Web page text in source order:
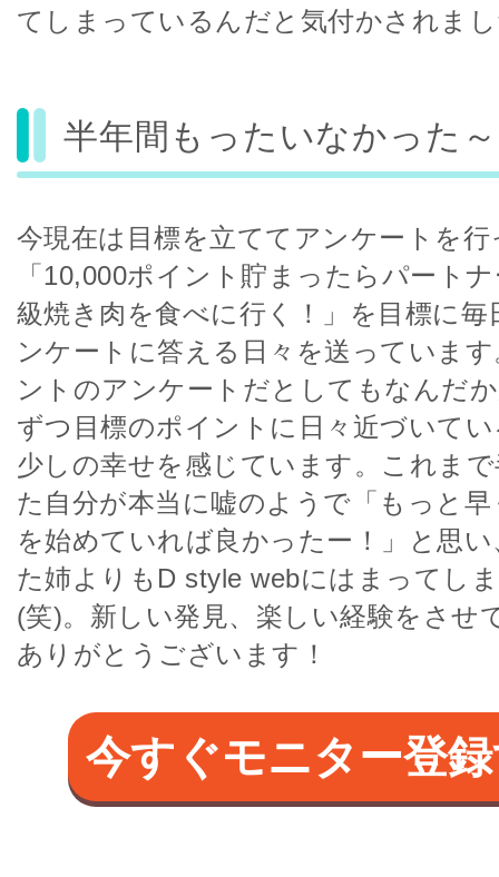
てしまっているんだと気付かされま
半年間もったいなかった
今現在は目標を立ててアンケートを
「10,000ポイント貯まったらパート
級焼き肉を食べに行く！」を目標に
ンケートに答える日々を送っていま
ントのアンケートだとしてもなんだ
ずつ目標のポイントに日々近づいて
少しの幸せを感じています。これま
た自分が本当に嘘のようで「もっと
を始めていれば良かったー！」と思
た姉よりもD style webにはまってし
(笑)。新しい発見、楽しい経験をさせ
ありがとうございます！
今すぐモニター登